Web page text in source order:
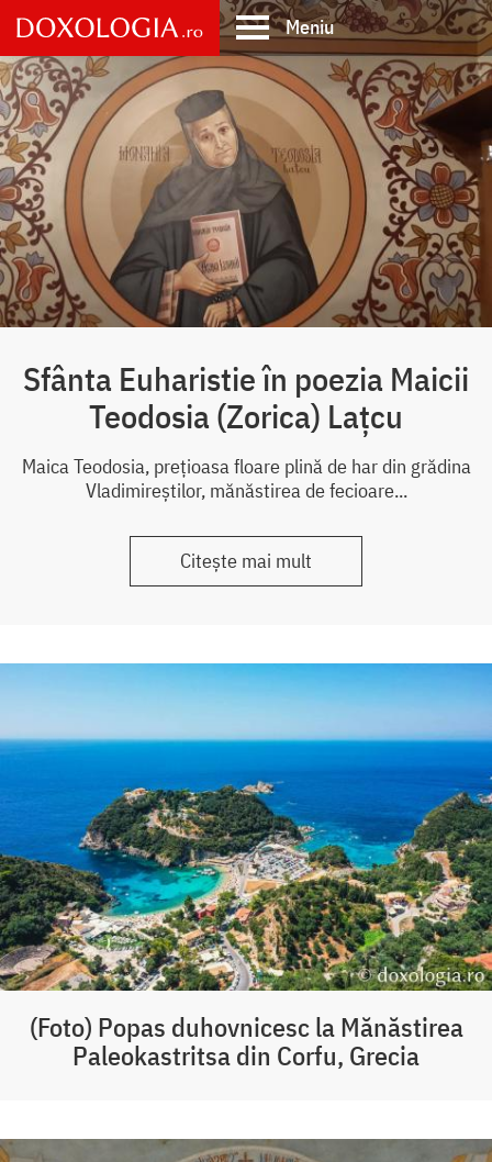
Skip
to
main
content
Meniu
Main
navigation
Sfânta Euharistie în poezia Maicii
Teodosia (Zorica) Lațcu
Maica Teodosia, prețioasa floare plină de har din grădina
Vladimireștilor, mănăstirea de fecioare...
Citește mai mult
(Foto) Popas duhovnicesc la Mănăstirea
Paleokastritsa din Corfu, Grecia